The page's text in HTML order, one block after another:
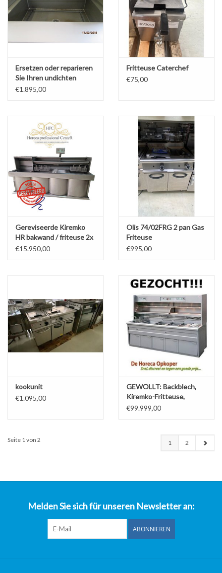
Ersetzen oder reparieren
Sie Ihren undichten
Wasserkocher oder Ihre
€1.895,00
Fritteuse Caterchef
€75,00
Gereviseerde Kiremko
HR bakwand / friteuse 2x
3 manden + bkpl + ABM
€15.950,00
Olis 74/02FRG 2 pan Gas
Friteuse
€995,00
kookunit
€1.095,00
GEWOLLT: Backblech,
Kiremko-Fritteuse,
Perfecta, Florigo etc ..
€99.999,00
Seite 1 von 2 1 2
Melden Sie sich für unseren Newsletter an:
ABONNIEREN